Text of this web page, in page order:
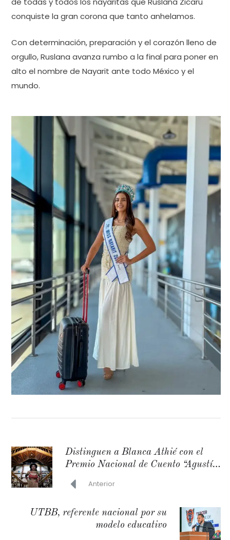
conquiste la gran corona que tanto anhelamos.
Con determinación, preparación y el corazón lleno de
orgullo, Ruslana avanza rumbo a la final para poner en
alto el nombre de Nayarit ante todo México y el
mundo.
Distinguen a Blanca Athié con el
Premio Nacional de Cuento “Agustín
Yáñez”
Anterior
UTBB, referente nacional por su
modelo educativo